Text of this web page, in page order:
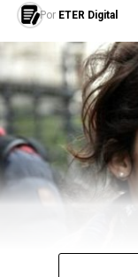
Por ETER Digital